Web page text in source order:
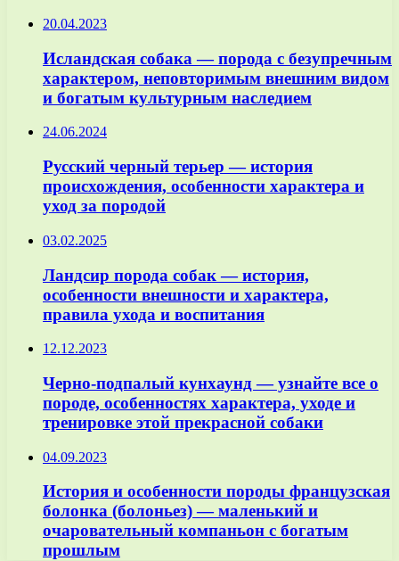
20.04.2023
Исландская собака — порода с безупречным
характером, неповторимым внешним видом
и богатым культурным наследием
24.06.2024
Русский черный терьер — история
происхождения, особенности характера и
уход за породой
03.02.2025
Ландсир порода собак — история,
особенности внешности и характера,
правила ухода и воспитания
12.12.2023
Черно-подпалый кунхаунд — узнайте все о
породе, особенностях характера, уходе и
тренировке этой прекрасной собаки
04.09.2023
История и особенности породы французская
болонка (болоньез) — маленький и
очаровательный компаньон с богатым
прошлым